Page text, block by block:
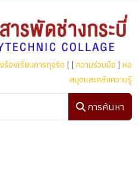
ร้องเรียนการทุจริต | | ความร่วมมือ | หอ
สมุดและคลังความรู้
การค้นหา